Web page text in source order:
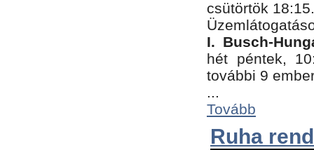
csütörtök 18:15.
I. Busch-
hét péntek,
további 9
...
Tovább
Ruha